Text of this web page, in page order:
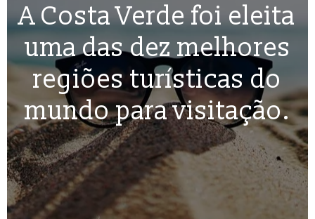
A Costa Verde foi eleita
uma das dez melhores
regiões turísticas do
mundo para visitação.